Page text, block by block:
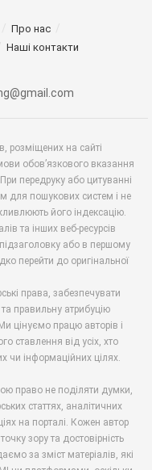
Про нас
Наші контакти
розміщених на сайті
обов’язкового вказання
передруку або цитуванні
для пошукових систем і не
його індексацію.
та інших веб-ресурсів
або в першому
перейти до оригінальної
права, забезпечувати
правильну атрибуцію
цінуємо працю авторів і
ставлення від усіх, хто
чи інформаційних цілях.
право не поділяти думки,
статтях, аналітичних
на порталі. Кожен автор
зору та достовірність
за зміст матеріалів, які